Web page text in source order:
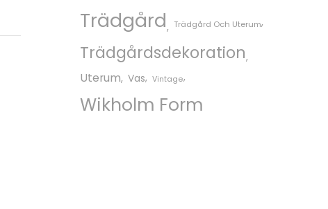
Trädgård Trädgård Och Uterum
Trädgårdsdekoration
Uterum Vas Vintage
Wikholm Form